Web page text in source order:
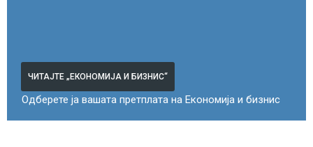
ЧИТАЈТЕ „ЕКОНОМИЈА И БИЗНИС“
Одберете ја вашата претплата на Економија и бизнис